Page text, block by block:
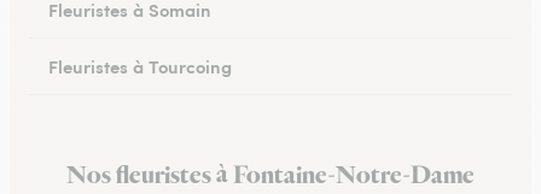
Fleuristes à Somain
Fleuristes à Tourcoing
Fleuristes à Cysoing
Nos fleuristes à Fontaine-Notre-Dame